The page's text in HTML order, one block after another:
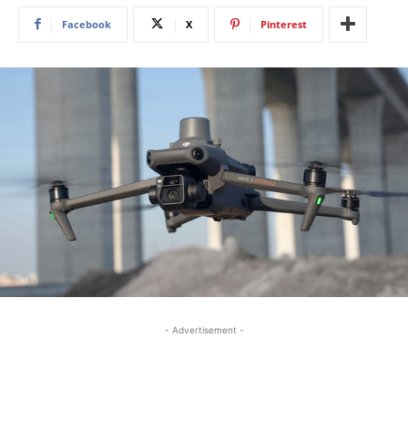
Facebook X Pinterest
- Advertisement -